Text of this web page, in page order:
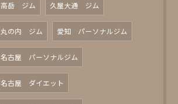
高岳 ジム 久屋大通 ジム
丸の内 ジム 愛知 パーソナルジム
名古屋 パーソナルジム
名古屋 ダイエット